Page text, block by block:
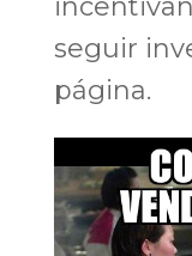
seguir
página.